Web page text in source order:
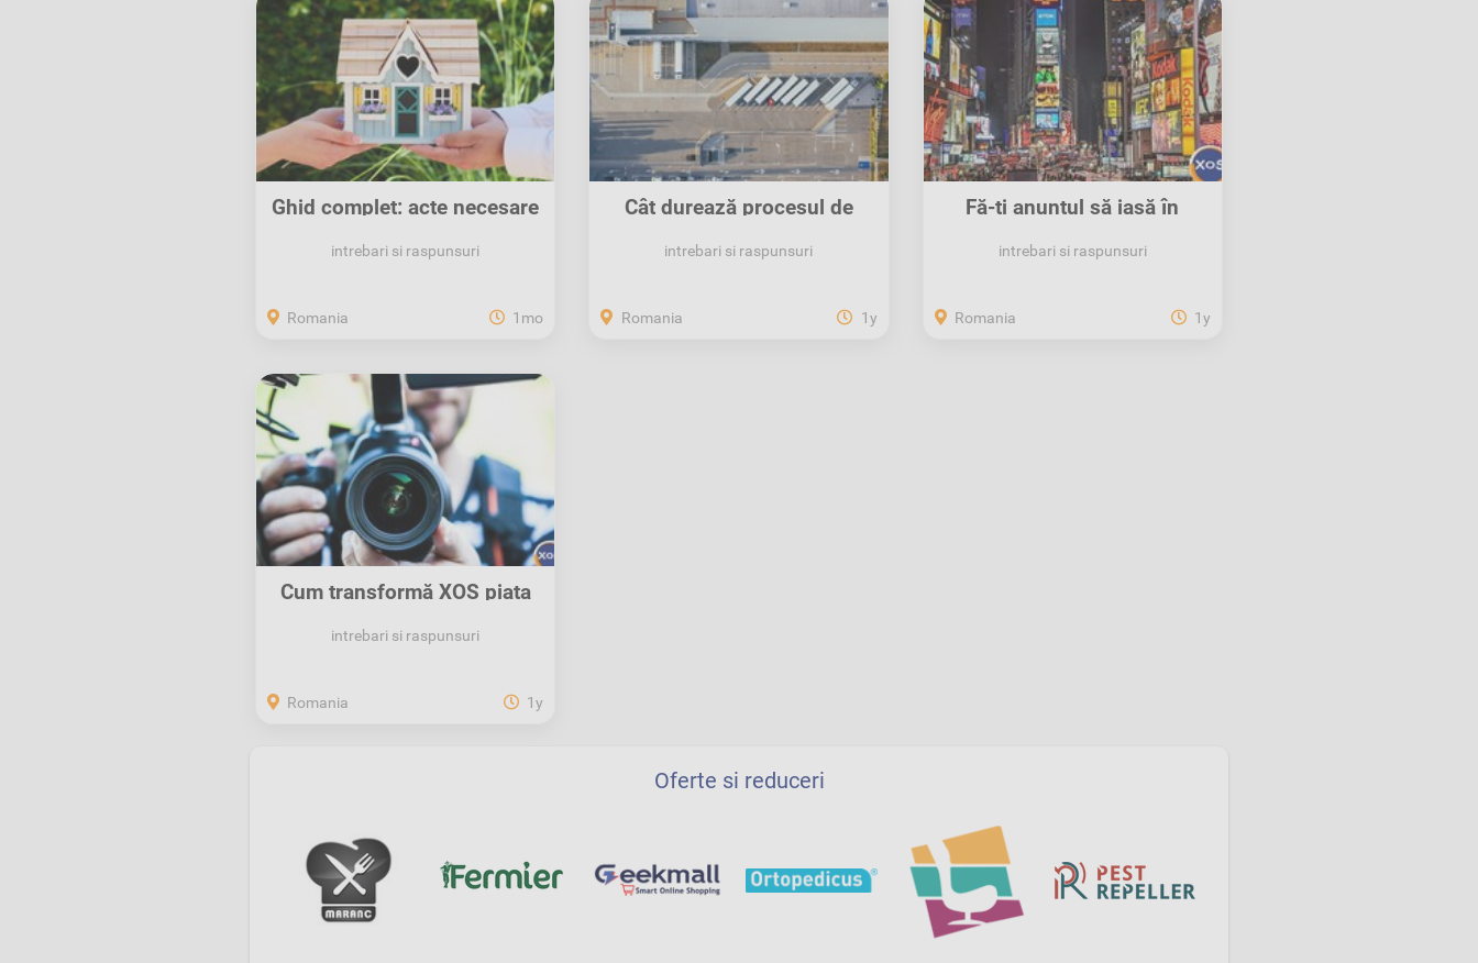
Ghid complet: acte necesare
intrebari si raspunsuri
Romania 1mo
Cât durează procesul de
intrebari si raspunsuri
Romania 1y
Fă-ți anunțul să iasă în
intrebari si raspunsuri
Romania 1y
Cum transformă XOS piața
intrebari si raspunsuri
Romania 1y
Oferte si reduceri